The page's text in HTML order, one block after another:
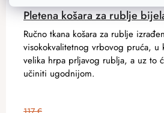
Pletena košara za rublje
Ručno tkana košara za rublje
visokokvalitetnog vrbovog pruća, u
velika hrpa prljavog rublja, a uz to
učiniti ugodnijom.